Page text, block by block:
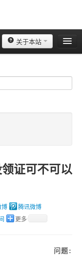
关于本站
证可不可以
博
腾讯微博
更多
问题: